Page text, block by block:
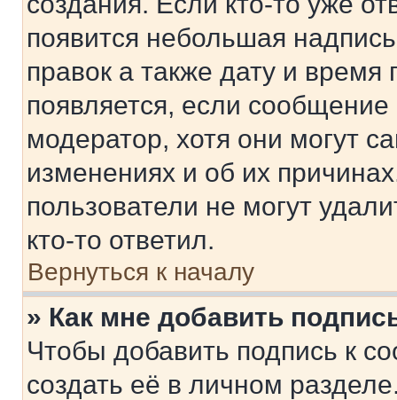
появится небольшая
правок а также дату и
появляется, если
модератор, хотя они могут
изменениях и об их
пользователи не могут
кто-то ответил.
Вернуться к началу
» Как мне добавить
Чтобы добавить подпись к
создать её в личном